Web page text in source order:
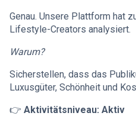
Genau. Unsere Plattform hat
Lifestyle-Creators analysiert.
Warum?
Sicherstellen, dass das
Luxusgüter, Schönheit und
👉 Aktivitätsniveau: Aktiv